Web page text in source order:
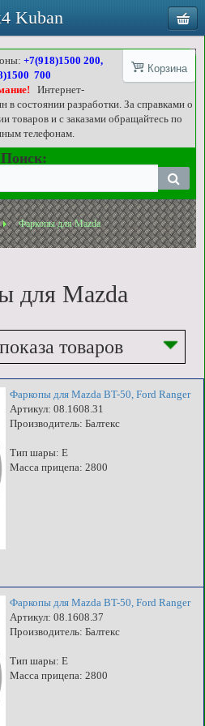
Корзина
+7(918)1500 200,
700
Интернет-
в состоянии разработки. За справками о
товаров и с заказами обращайтесь по
телефонам.
Поиск:
Фаркопы для Mazda
для Mazda
товаров
Фаркопы для Mazda BT-50, Ford Ranger
Артикул: 08.1608.31
Производитель: Балтекс
Тип шары: E
Масса прицепа: 2800
Фаркопы для Mazda BT-50, Ford Ranger
Артикул: 08.1608.37
Производитель: Балтекс
Тип шары: E
Масса прицепа: 2800
Kuban